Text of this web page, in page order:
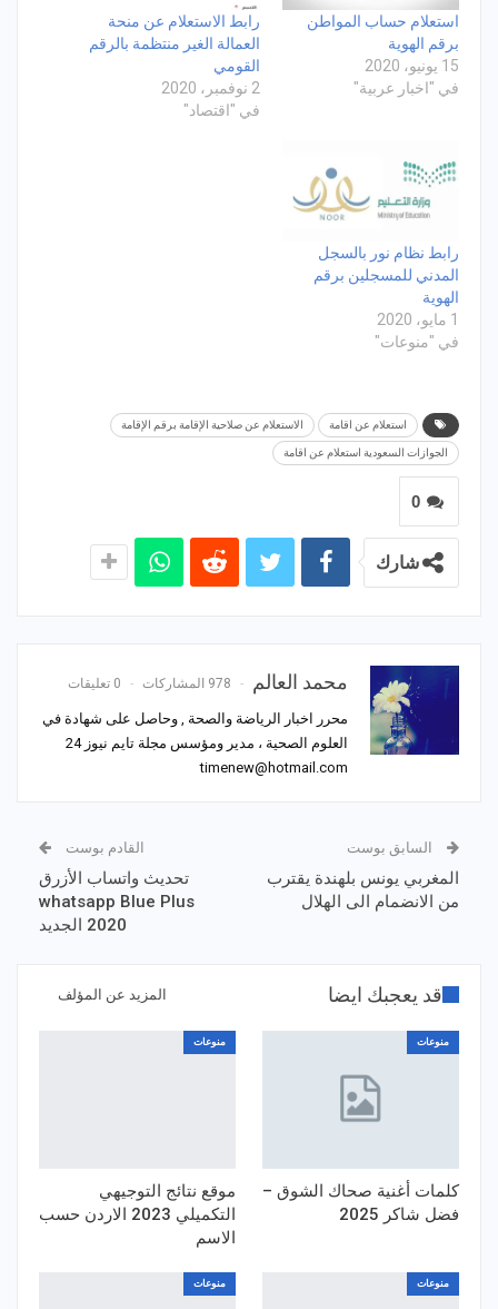
استعلام حساب المواطن
برقم الهوية
15 يونيو، 2020
في "اخبار عربية"
رابط الاستعلام عن منحة
العمالة الغير منتظمة بالرقم
القومي
2 نوفمبر، 2020
في "اقتصاد"
رابط نظام نور بالسجل
المدني للمسجلين برقم
الهوية
1 مايو، 2020
في "منوعات"
استعلام عن اقامة الاستعلام عن صلاحية الإقامة برقم الإقامة
الجوازات السعودية استعلام عن اقامة
0
شارك
محمد العالم 978 المشاركات 0 تعليقات
محرر اخبار الرياضة والصحة , وحاصل على شهادة في
العلوم الصحية ، مدير ومؤسس مجلة تايم نيوز 24
timenew@hotmail.com
السابق بوست
المغربي يونس بلهندة يقترب
من الانضمام الى الهلال
القادم بوست
تحديث واتساب الأزرق
whatsapp Blue Plus
2020 الجديد
قد يعجبك ايضا المزيد عن المؤلف
منوعات
كلمات أغنية صحاك الشوق –
فضل شاكر 2025
منوعات
موقع نتائج التوجيهي
التكميلي 2023 الاردن حسب
الاسم
منوعات منوعات